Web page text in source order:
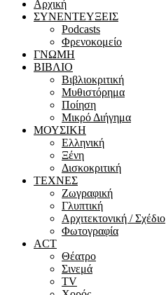
Αρχική
ΣΥΝΕΝΤΕΥΞΕΙΣ
Podcasts
Φρενοκομείο
ΓΝΩΜΗ
ΒΙΒΛΙΟ
Βιβλιοκριτική
Μυθιστόρημα
Ποίηση
Μικρό Διήγημα
ΜΟΥΣΙΚΗ
Ελληνική
Ξένη
Δισκοκριτική
ΤΕΧΝΕΣ
Ζωγραφική
Γλυπτική
Αρχιτεκτονική / Σχέδιο
Φωτογραφία
ACT
Θέατρο
Σινεμά
ΤV